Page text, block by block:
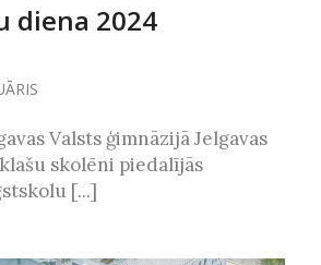
diena 2024
Valsts ģimnāzijā Jelgavas
klašu skolēni piedalījās
[...]